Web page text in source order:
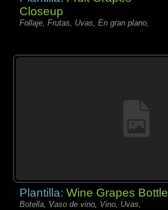
Closeup
Follaje, Frutas, Uvas, En gran plano,
Plantilla:Wine Grapes Bottle
Botella, Vaso de vino, Vino, Uvas,